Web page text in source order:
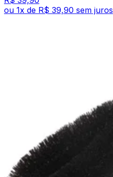
ou 1x de R$ 39,90 sem juros